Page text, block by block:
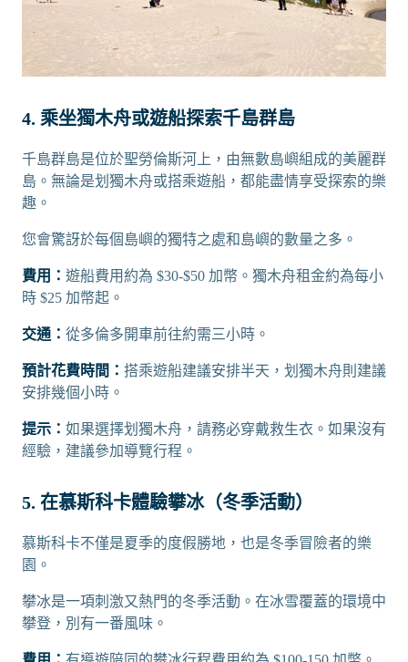
4. 乘坐獨木舟或遊船探索千島群島
千島群島是位於聖勞倫斯河上，由無數島嶼組成的美麗群
島。無論是划獨木舟或搭乘遊船，都能盡情享受探索的樂
趣。
您會驚訝於每個島嶼的獨特之處和島嶼的數量之多。
費用： 遊船費用約為 $30-$50 加幣。獨木舟租金約為每小
時 $25 加幣起。
交通： 從多倫多開車前往約需三小時。
預計花費時間： 搭乘遊船建議安排半天，划獨木舟則建議
安排幾個小時。
提示： 如果選擇划獨木舟，請務必穿戴救生衣。如果沒有
經驗，建議參加導覽行程。
5. 在慕斯科卡體驗攀冰（冬季活動）
慕斯科卡不僅是夏季的度假勝地，也是冬季冒險者的樂
園。
攀冰是一項刺激又熱門的冬季活動。在冰雪覆蓋的環境中
攀登，別有一番風味。